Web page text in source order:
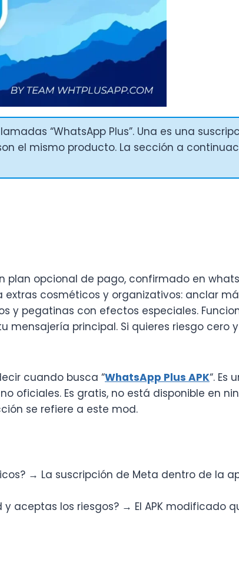
“WhatsApp Plus”. Una es una
el mismo producto. La sección a
plan opcional de pago, confirmado en
cosméticos y organizativos: anclar
y pegatinas con efectos especiales.
principal. Si quieres riesgo cero
cuando busca “WhatsApp Plus APK“. Es
oficiales. Es gratis, no está disponible en
se refiere a este mod.
→ La suscripción de Meta dentro de la
aceptas los riesgos? → El APK modificado